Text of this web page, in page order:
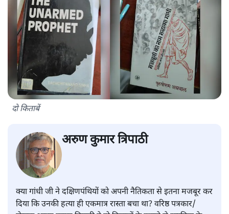
दो किताबें
अरुण कुमार त्रिपाठी
क्या गांधी जी ने दक्षिणपंथियों को अपनी नैतिकता से इतना मजबूर कर
दिया कि उनकी हत्या ही एकमात्र रास्ता बचा था? वरिष्ठ पत्रकार/